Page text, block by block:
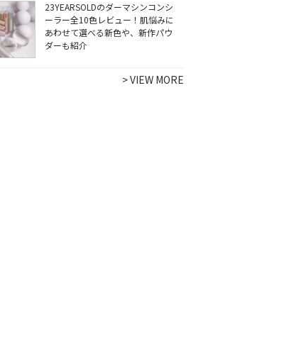
23YEARSOLDのダーマシンコンシ
ーラー全10色レビュー！肌悩みに
あわせて選べる新色や、新作パウ
ダーも紹介
>VIEW MORE